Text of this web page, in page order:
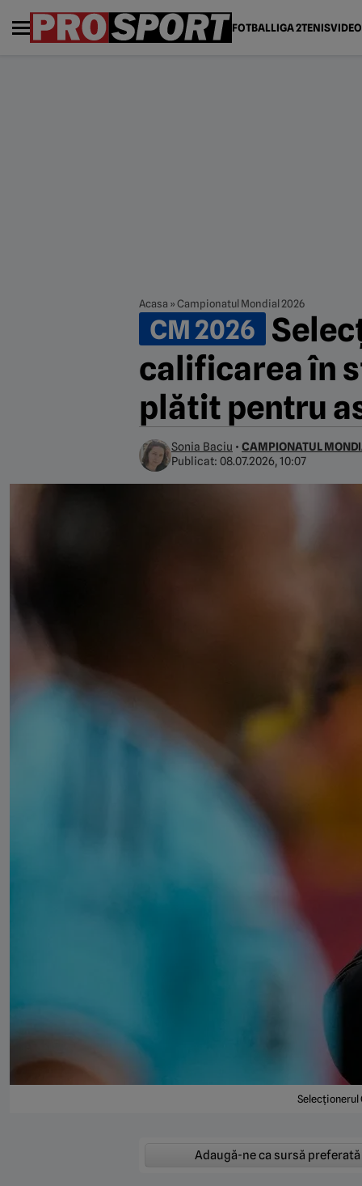
FOTBALLIGA 2TENISVIDEO
Acasa »Campionatul Mondial 2026
CM 2026
calificarea în
plătit pentru
Sonia Baciu • CAMPIONATUL
Publicat: 08.07.2026, 10:07
Selecționerul
Adaugă-ne ca sursă preferată